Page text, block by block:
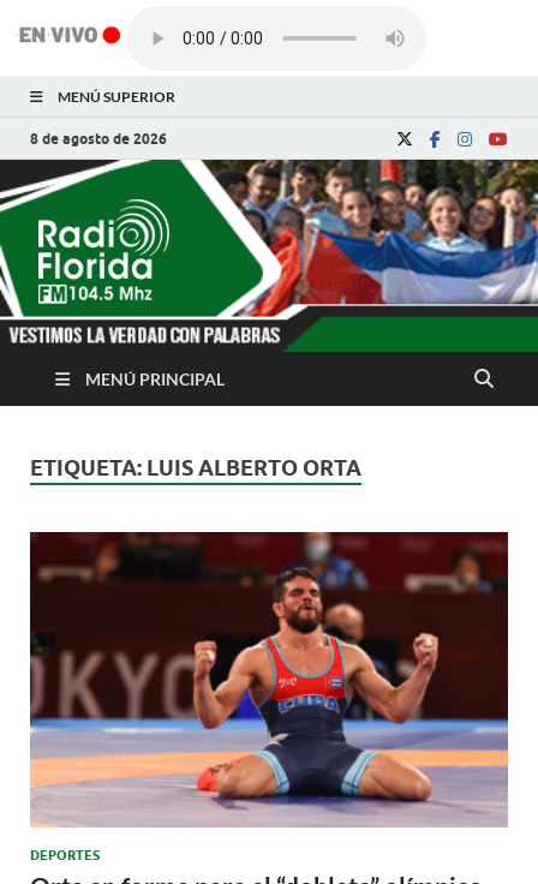
MENÚ SUPERIOR
8 de agosto de 2026
Radio Florida de
Cuba
Noticias y Actualidades de Florida, Camagüey,
MENÚ PRINCIPAL
ETIQUETA: LUIS ALBERTO ORTA
DEPORTES